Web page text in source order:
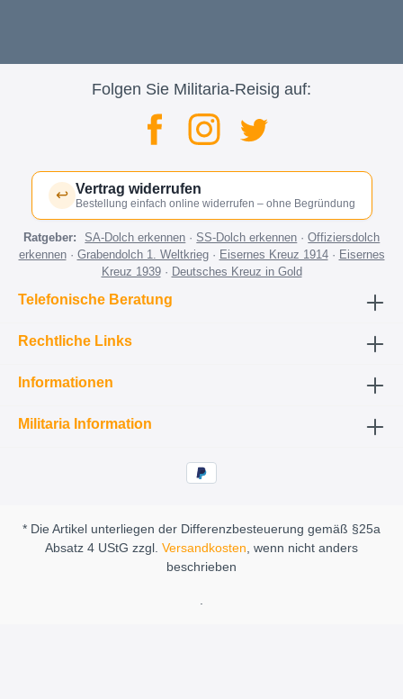
Folgen Sie Militaria-Reisig auf:
↩ Vertrag widerrufen
Bestellung einfach online widerrufen – ohne Begründung
Ratgeber: SA-Dolch erkennen ·SS-Dolch erkennen ·Offiziersdolch
erkennen· Grabendolch 1. Weltkrieg· Eisernes Kreuz 1914· Eisernes
Kreuz 1939· Deutsches Kreuz in Gold
Telefonische Beratung
Rechtliche Links
Informationen
Militaria Information
* Die Artikel unterliegen der Differenzbesteuerung gemäß §25a
Absatz 4 UStG zzgl. Versandkosten, wenn nicht anders
beschrieben
.